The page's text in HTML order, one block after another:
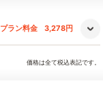
プラン料金 3,278円
価格は全て税込表記です。